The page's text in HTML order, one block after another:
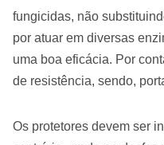
fungicidas, não
por atuar em diversas
uma boa eficácia. Por
de resistência, sendo,
Os protetores devem ser